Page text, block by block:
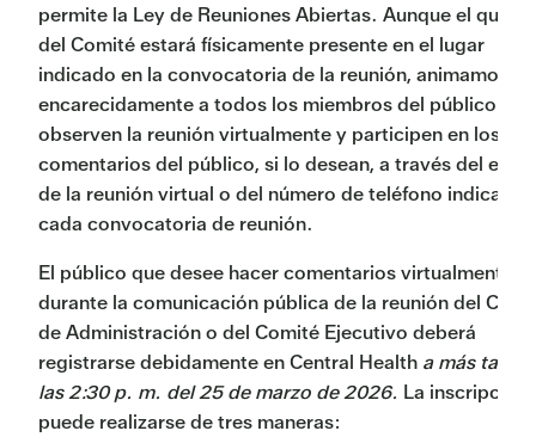
permite la Ley de Reuniones Abiertas. Aunque el
del Comité estará físicamente presente en el lugar
indicado en la convocatoria de la reunión, animamos
encarecidamente a todos los miembros del público a
observen la reunión virtualmente y participen en los
comentarios del público, si lo desean, a través del
de la reunión virtual o del número de teléfono indicado
cada convocatoria de reunión.
El público que desee hacer comentarios virtualmente
durante la comunicación pública de la reunión del
de Administración o del Comité Ejecutivo deberá
registrarse debidamente en Central Health a más
las 2:30 p. m. del 25 de marzo de 2026. La inscripción
puede realizarse de tres maneras: